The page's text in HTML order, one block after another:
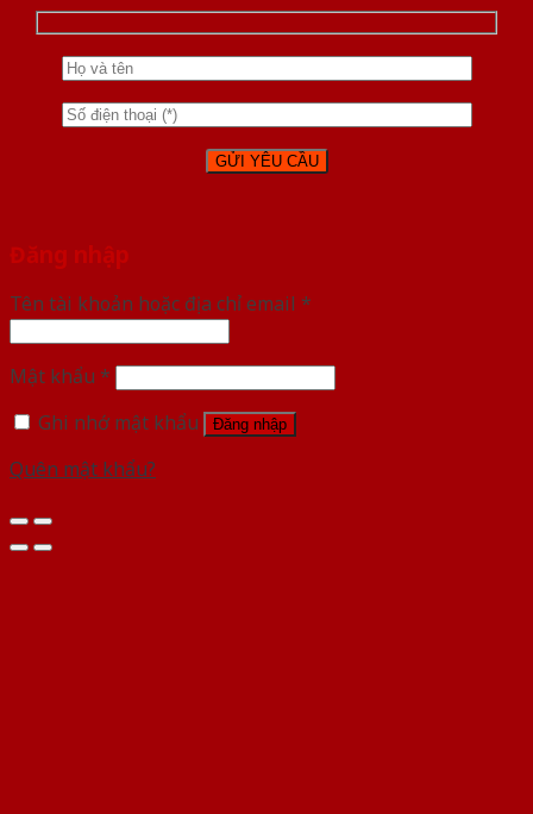
Đăng nhập
Tên tài khoản hoặc địa chỉ email *
Mật khẩu *
Ghi nhớ mật khẩu
Đăng nhập
Quên mật khẩu?